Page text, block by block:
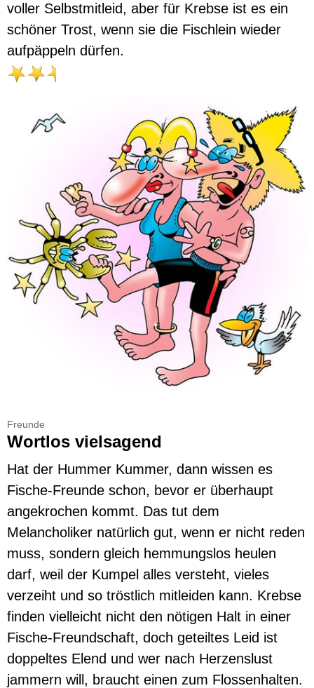
voller Selbstmitleid, aber für Krebse ist es ein
schöner Trost, wenn sie die Fischlein wieder
aufpäppeln dürfen.
Freunde
Wortlos vielsagend
Hat der Hummer Kummer, dann wissen es
Fische-Freunde schon, bevor er überhaupt
angekrochen kommt. Das tut dem
Melancholiker natürlich gut, wenn er nicht reden
muss, sondern gleich hemmungslos heulen
darf, weil der Kumpel alles versteht, vieles
verzeiht und so tröstlich mitleiden kann. Krebse
finden vielleicht nicht den nötigen Halt in einer
Fische-Freundschaft, doch geteiltes Leid ist
doppeltes Elend und wer nach Herzenslust
jammern will, braucht einen zum Flossenhalten.